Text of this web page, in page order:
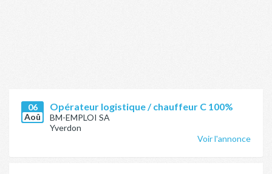
06
Aoû
Opérateur logistique / chauffeur C 100%
BM-EMPLOI SA
Yverdon
Voir l'annonce